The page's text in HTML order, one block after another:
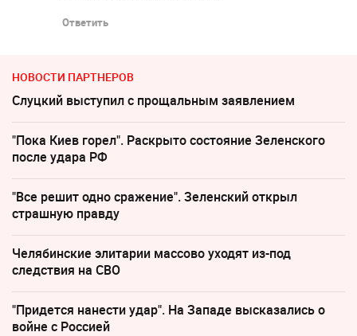
Ответить
НОВОСТИ ПАРТНЕРОВ
Слуцкий выступил с прощальным заявлением
"Пока Киев горел". Раскрыто состояние Зеленского
после удара РФ
"Все решит одно сражение". Зеленский открыл
страшную правду
Челябинские элитарии массово уходят из-под
следствия на СВО
"Придется нанести удар". На Западе высказались о
войне с Россией